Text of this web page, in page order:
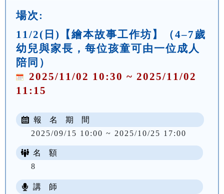
場次:
11/2(日)【繪本故事工作坊】（4–7歲
幼兒與家長，每位孩童可由一位成人
陪同）
2025/11/02 10:30 ~ 2025/11/02
11:15
報 名 期 間
2025/09/15 10:00 ~ 2025/10/25 17:00
名 額
8
講 師